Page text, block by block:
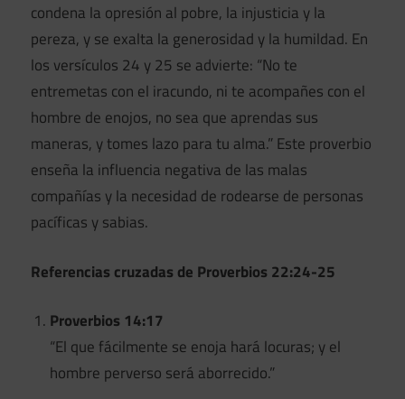
condena la opresión al pobre, la injusticia y la
pereza, y se exalta la generosidad y la humildad. En
los versículos 24 y 25 se advierte: “No te
entremetas con el iracundo, ni te acompañes con el
hombre de enojos, no sea que aprendas sus
maneras, y tomes lazo para tu alma.” Este proverbio
enseña la influencia negativa de las malas
compañías y la necesidad de rodearse de personas
pacíficas y sabias.
Referencias cruzadas de Proverbios 22:24-25
Proverbios 14:17
“El que fácilmente se enoja hará locuras; y el
hombre perverso será aborrecido.”